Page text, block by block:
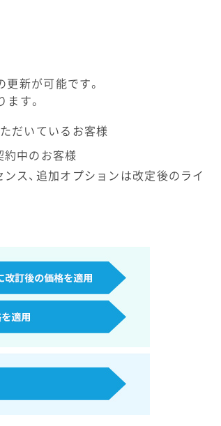
新が可能です。
す。
だいているお客様
約中のお客様
ス、追加オプションは改定後のライ